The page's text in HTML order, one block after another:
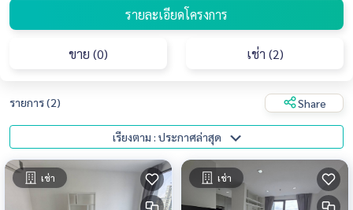
รายละเอียดโครงการ
ขาย (0) เช่า (2)
รายการ (2) Share
เรียงตาม : ประกาศล่าสุด
เช่า เช่า